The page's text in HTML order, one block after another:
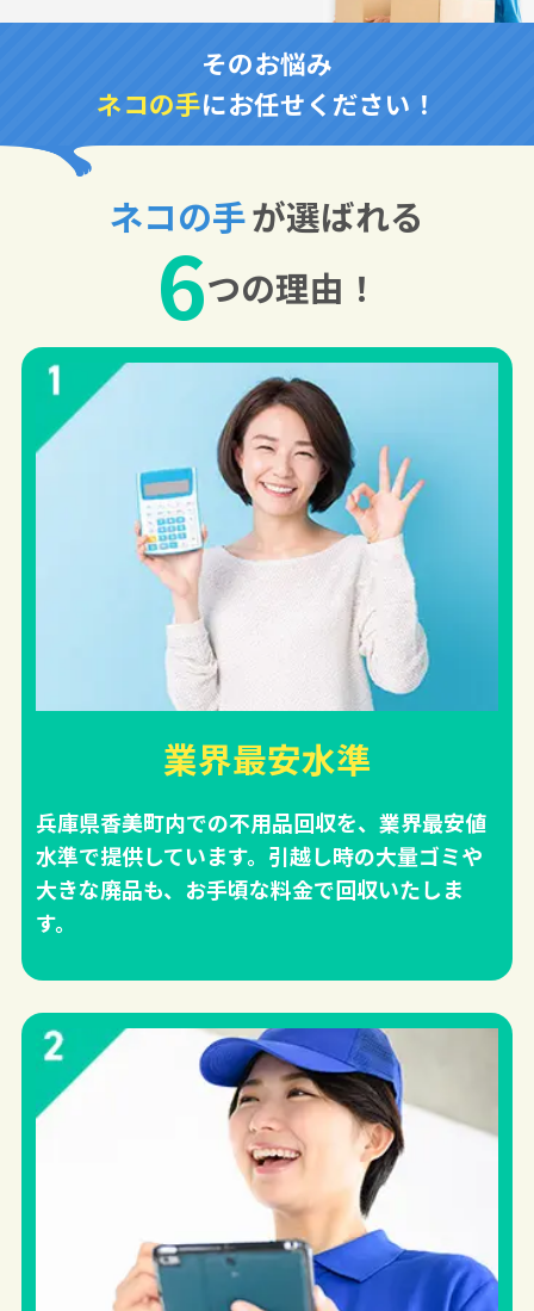
そのお悩み
ネコの手にお任せください！
ネコの手が選ばれる
6つの理由！
業界最安水準
兵庫県香美町内での不用品回収を、業界最安値
水準で提供しています。引越し時の大量ゴミや
大きな廃品も、お手頃な料金で回収いたしま
す。